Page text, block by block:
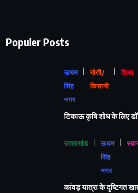
Populer Posts
ऊधम
सिंह
नगर
खेती/
किसानी
शिक्षा
टिकाऊ कृषि शोध के लिए
उत्तराखंड
ऊधम
सिंह
नगर
कांवड़ यात्रा के दृष्टिगत